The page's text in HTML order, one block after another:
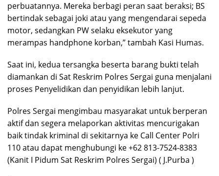
perbuatannya. Mereka berbagi peran saat beraksi; BS
bertindak sebagai joki atau yang mengendarai sepeda
motor, sedangkan PW selaku eksekutor yang
merampas handphone korban,” tambah Kasi Humas.
Saat ini, kedua tersangka beserta barang bukti telah
diamankan di Sat Reskrim Polres Sergai guna menjalani
proses Penyelidikan dan penyidikan lebih lanjut.
Polres Sergai mengimbau masyarakat untuk berperan
aktif dan segera melaporkan aktivitas mencurigakan
baik tindak kriminal di sekitarnya ke Call Center Polri
110 atau dapat menghubungi ke +62 813-7524-8383
(Kanit I Pidum Sat Reskrim Polres Sergai) ( J.Purba )